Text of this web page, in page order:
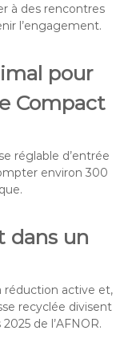
à des rencontres
l’engagement.
pour
Compact
réglable d’entrée
environ 300
dans un
réduction active et,
recyclée divisent
de l’AFNOR.